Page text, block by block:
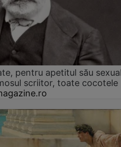
pentru apetitul său
scriitor, toate cocotele